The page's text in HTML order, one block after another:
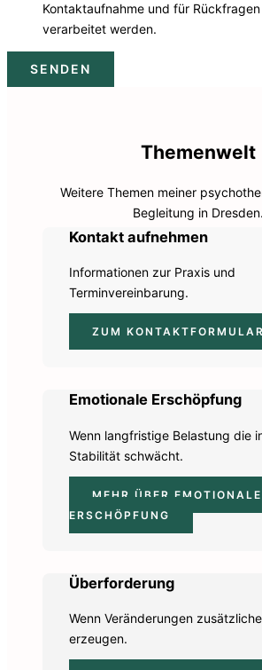
Kontaktaufnahme und für
verarbeitet werden.
SENDEN
Themenwelt
Weitere Themen meiner
Begleitung in Dresden.
Kontakt aufnehmen
Informationen zur Praxis und
Terminvereinbarung.
ZUM KONTAKTFORMULAR
Emotionale Erschöpfung
Wenn langfristige Belastung die
Stabilität schwächt.
MEHR ÜBER EMOTIONALE
ERSCHÖPFUNG
Überforderung
Wenn Veränderungen
erzeugen.